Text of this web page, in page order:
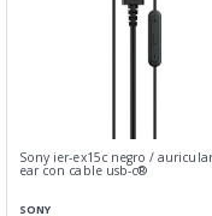
Sony ier-ex15c negro /
ear con cable usb-c®
SONY